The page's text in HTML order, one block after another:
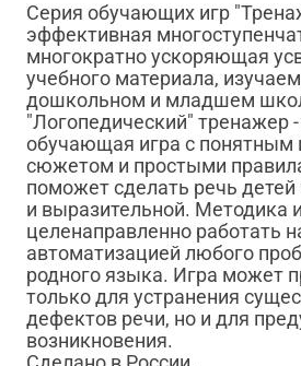
Серия обучающих игр
эффективная
многократно ускоряющая
учебного материала,
дошкольном и младшем
"Логопедический" тренажер -
обучающая игра с понятным
сюжетом и простыми
поможет сделать речь детей
и выразительной. Методика
целенаправленно работать
автоматизацией любого
родного языка. Игра может
только для устранения
дефектов речи, но и для
возникновения.